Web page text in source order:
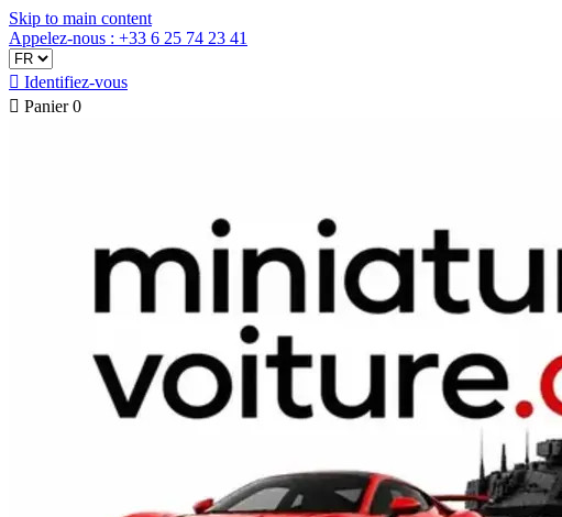
Skip to main content
Appelez-nous : +33 6 25 74 23 41
 Identifiez-vous
 Panier 0